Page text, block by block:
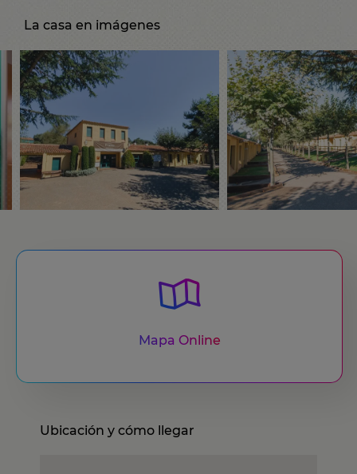
La casa en imágenes
Mapa Online
Ubicación y cómo llegar